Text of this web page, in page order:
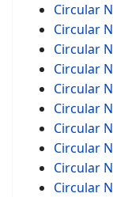
Circular
Circular
Circular
Circular
Circular
Circular
Circular
Circular
Circular
Circular